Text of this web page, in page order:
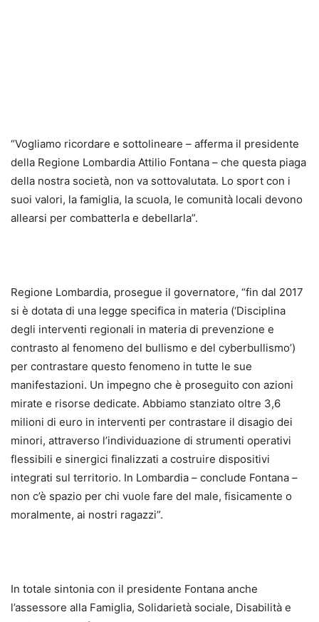
“Vogliamo ricordare e sottolineare – afferma il presidente
della Regione Lombardia Attilio Fontana – che questa piaga
della nostra società, non va sottovalutata. Lo sport con i
suoi valori, la famiglia, la scuola, le comunità locali devono
allearsi per combatterla e debellarla”.
Regione Lombardia, prosegue il governatore, “fin dal 2017
si è dotata di una legge specifica in materia (‘Disciplina
degli interventi regionali in materia di prevenzione e
contrasto al fenomeno del bullismo e del cyberbullismo’)
per contrastare questo fenomeno in tutte le sue
manifestazioni. Un impegno che è proseguito con azioni
mirate e risorse dedicate. Abbiamo stanziato oltre 3,6
milioni di euro in interventi per contrastare il disagio dei
minori, attraverso l’individuazione di strumenti operativi
flessibili e sinergici finalizzati a costruire dispositivi
integrati sul territorio. In Lombardia – conclude Fontana –
non c’è spazio per chi vuole fare del male, fisicamente o
moralmente, ai nostri ragazzi”.
In totale sintonia con il presidente Fontana anche
l’assessore alla Famiglia, Solidarietà sociale, Disabilità e